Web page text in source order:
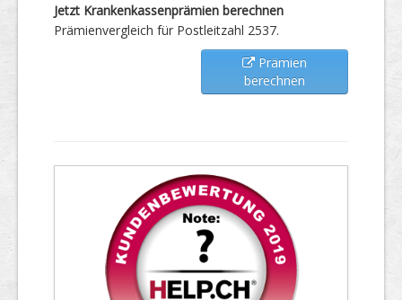
Jetzt Krankenkassenprämien berechnen
Prämienvergleich für Postleitzahl 2537.
Prämien
berechnen